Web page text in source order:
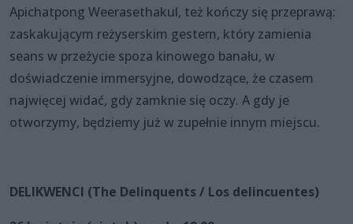
Apichatpong Weerasethakul, też kończy się przeprawą:
zaskakującym reżyserskim gestem, który zamienia
seans w przeżycie spoza kinowego banału, w
doświadczenie immersyjne, dowodzące, że czasem
najwięcej widać, gdy zamknie się oczy. A gdy je
otworzymy, będziemy już w zupełnie innym miejscu.
DELIKWENCI (The Delinquents / Los delincuentes)